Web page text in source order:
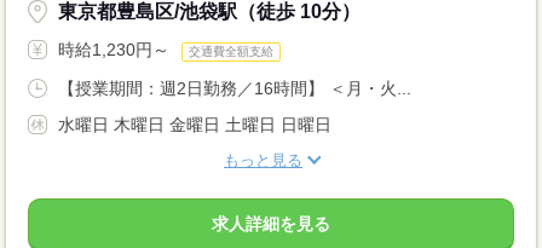
東京都豊島区/池袋駅（徒歩 10分）
時給1,230円～ 交通費全額支給
【授業期間：週2日勤務／16時間】 ＜月・火...
水曜日 木曜日 金曜日 土曜日 日曜日
もっと見る
求人詳細を見る